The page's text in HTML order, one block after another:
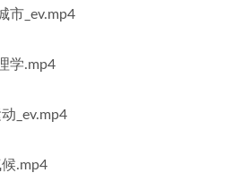
市_ev.mp4
学.mp4
_ev.mp4
.mp4